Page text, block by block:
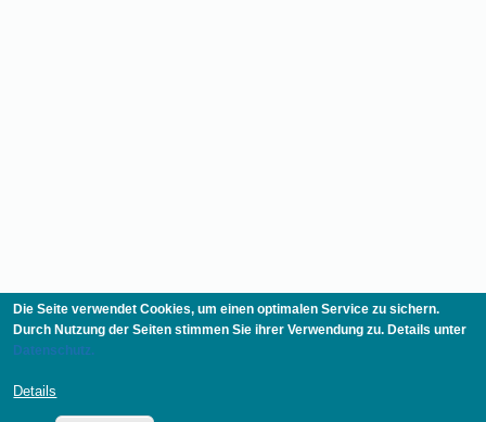
Die Seite verwendet Cookies, um einen optimalen Service zu sichern.
Durch Nutzung der Seiten stimmen Sie ihrer Verwendung zu. Details unter
Datenschutz.
Details